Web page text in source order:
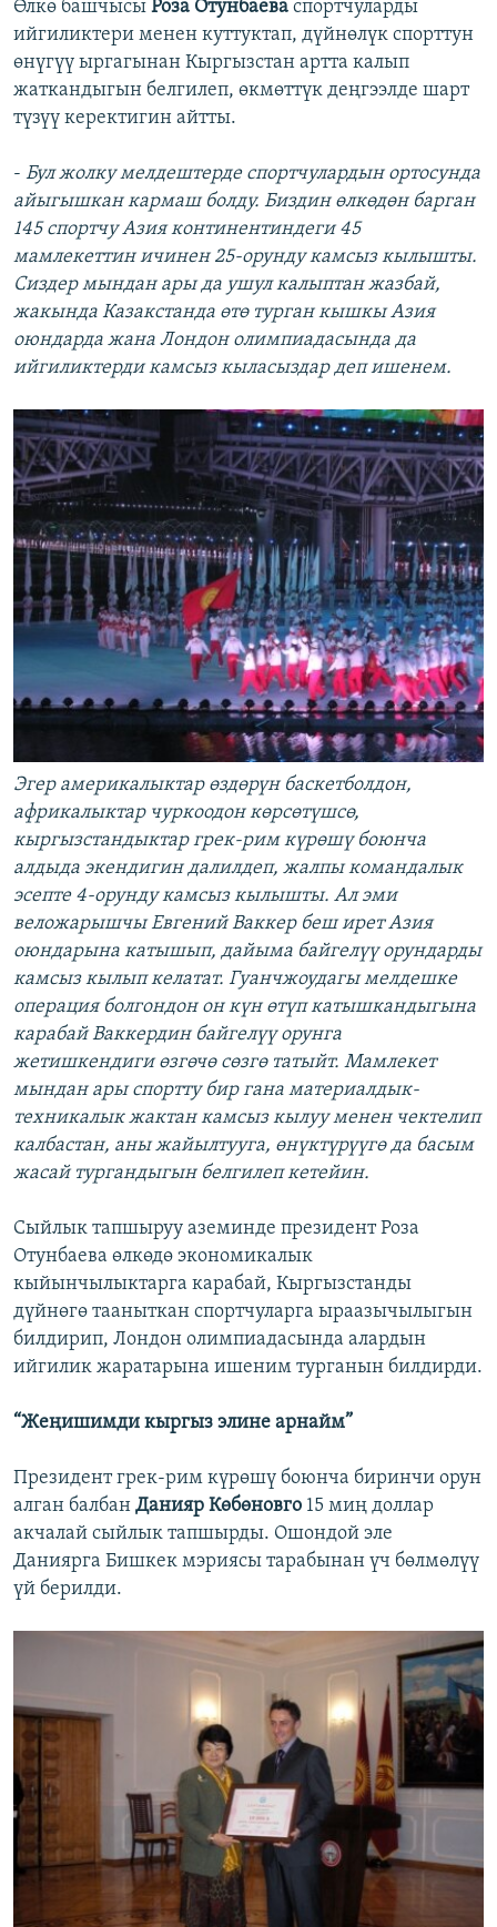
Өлкө башчысы Роза Отунбаева спортчуларды
ийгиликтери менен куттуктап, дүйнөлүк спорттун
өнүгүү ыргагынан Кыргызстан артта калып
жаткандыгын белгилеп, өкмөттүк деңгээлде шарт
түзүү керектигин айтты.
- Бул жолку мелдештерде спортчулардын ортосунда
айыгышкан кармаш болду. Биздин өлкөдөн барган
145 спортчу Азия континентиндеги 45
мамлекеттин ичинен 25-орунду камсыз кылышты.
Сиздер мындан ары да ушул калыптан жазбай,
жакында Казакстанда өтө турган кышкы Азия
оюндарда жана Лондон олимпиадасында да
ийгиликтерди камсыз кыласыздар деп ишенем.
Эгер америкалыктар өздөрүн баскетболдон,
африкалыктар чуркоодон көрсөтүшсө,
кыргызстандыктар грек-рим күрөшү боюнча
алдыда экендигин далилдеп, жалпы командалык
эсепте 4-орунду камсыз кылышты. Ал эми
веложарышчы Евгений Ваккер беш ирет Азия
оюндарына катышып, дайыма байгелүү орундарды
камсыз кылып келатат. Гуанчжоудагы мелдешке
операция болгондон он күн өтүп катышкандыгына
карабай Ваккердин байгелүү орунга
жетишкендиги өзгөчө сөзгө татыйт. Мамлекет
мындан ары спортту бир гана материалдык-
техникалык жактан камсыз кылуу менен чектелип
калбастан, аны жайылтууга, өнүктүрүүгө да басым
жасай тургандыгын белгилеп кетейин.
Сыйлык тапшыруу аземинде президент Роза
Отунбаева өлкөдө экономикалык
кыйынчылыктарга карабай, Кыргызстанды
дүйнөгө тааныткан спортчуларга ыраазычылыгын
билдирип, Лондон олимпиадасында алардын
ийгилик жаратарына ишеним турганын билдирди.
“Жеңишимди кыргыз элине арнайм”
Президент грек-рим күрөшү боюнча биринчи орун
алган балбан Данияр Көбөновго 15 миң доллар
акчалай сыйлык тапшырды. Ошондой эле
Даниярга Бишкек мэриясы тарабынан үч бөлмөлүү
үй берилди.